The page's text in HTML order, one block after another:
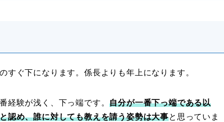
ぐ下になります。係長よりも年上になります。
経験が浅く、下っ端です。自分が一番下っ端である以
認め、誰に対しても教えを請う姿勢は大事と思っていま